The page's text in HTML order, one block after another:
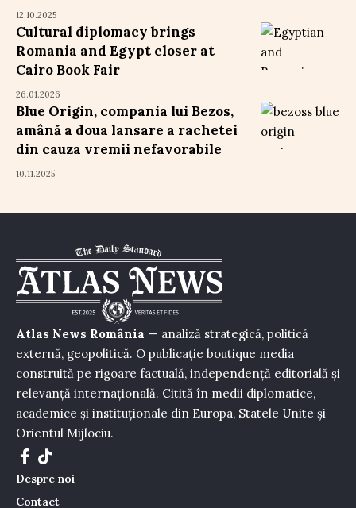
12.10.2025
Cultural diplomacy brings
Romania and Egypt closer at
Cairo Book Fair
26.01.2026
Blue Origin, compania lui Bezos,
amână a doua lansare a rachetei
din cauza vremii nefavorabile
10.11.2025
Atlas News România — analiză strategică, politică
externă, geopolitică. O publicație boutique media
construită pe rigoare factuală, independență editorială și
relevanță internațională. Citită în medii diplomatice,
academice și instituționale din Europa, Statele Unite și
Orientul Mijlociu.
Despre noi
Contact